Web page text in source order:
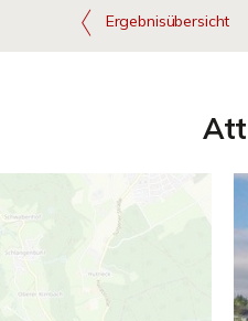
Ergebnisübersicht